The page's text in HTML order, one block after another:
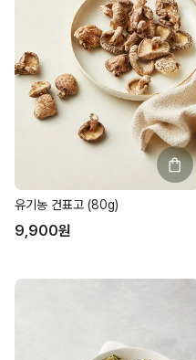
유기농 건표고 (80g)
9,900원